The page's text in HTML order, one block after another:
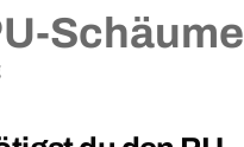
Schäume